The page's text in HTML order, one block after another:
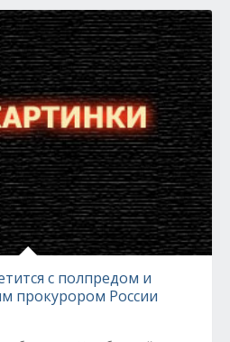
с полпредом и
прокурором России